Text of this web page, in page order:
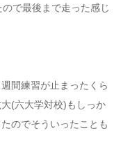
で最後まで走った感じ
間練習が止まったくら
(六大学対校)もしっか
のでそういったことも